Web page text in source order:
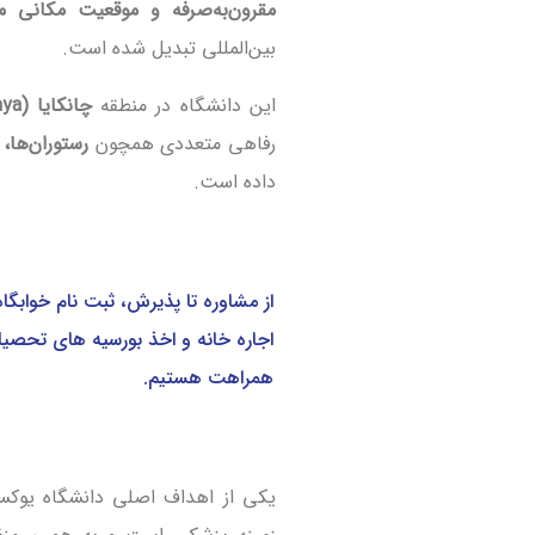
مقرون‌به‌صرفه و موقعیت مکانی
بین‌المللی تبدیل شده است.
این دانشگاه در منطقهچانکایا (Çankaya)
رفاهی متعددی همچون
داده است.
از مشاوره تا پذیرش، ثبت نام
اجاره خانه و اخذ بورسیه های
همراهت هستیم.
یکی از اهداف اصلی دانشگاه